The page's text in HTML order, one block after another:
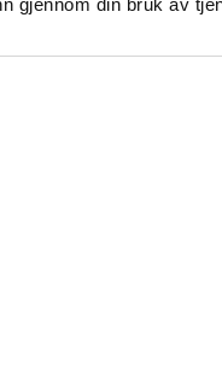
gjennom din bruk av